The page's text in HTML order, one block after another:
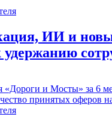
ИИ и
удержанию